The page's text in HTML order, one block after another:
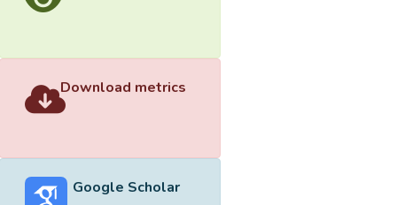
Download metrics
Google Scholar